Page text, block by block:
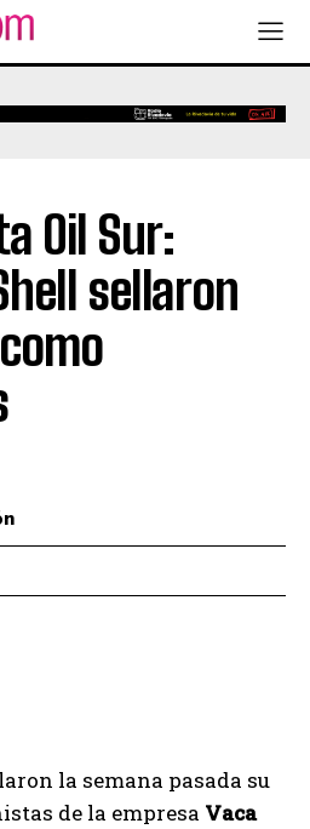
Oil Sur:
sellaron
la semana pasada su
de la empresa Vaca